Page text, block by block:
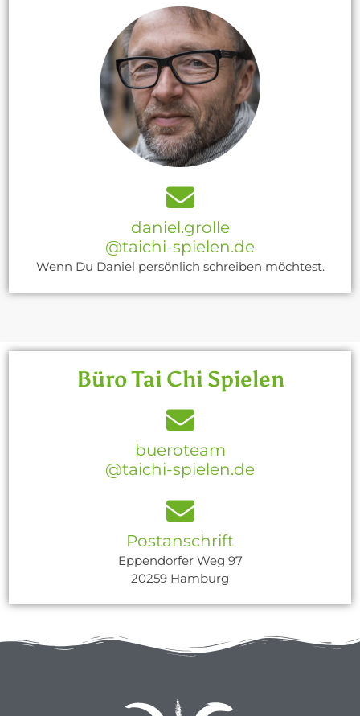
daniel.grolle
@taichi-spielen.de
Wenn Du Daniel persönlich schreiben möchtest.
Büro Tai Chi Spielen
bueroteam
@taichi-spielen.de
Postanschrift
Eppendorfer Weg 97
20259 Hamburg